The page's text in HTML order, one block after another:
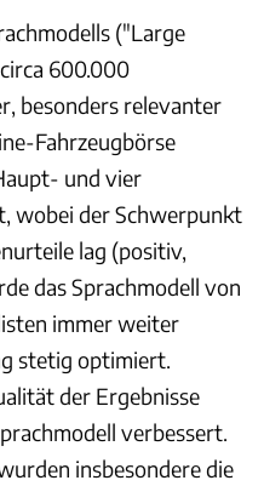
("Large
600.000
besonders relevanter
Fahrzeugbörse
und vier
wobei der Schwerpunkt
lag (positiv,
das Sprachmodell von
immer weiter
stetig optimiert.
der Ergebnisse
verbessert.
insbesondere die